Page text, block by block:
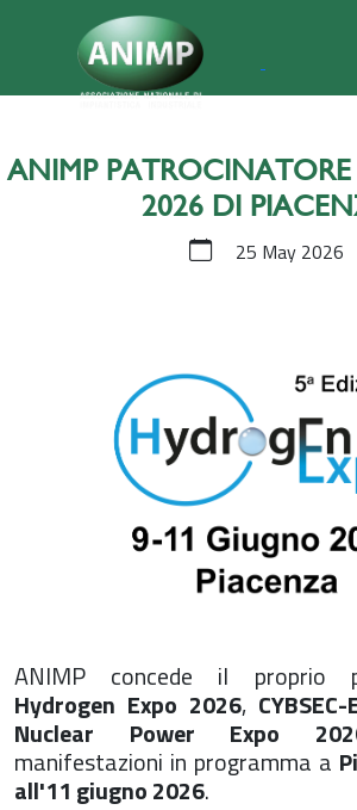
ANIMP PATROCINATORE
2026 DI
25 May 2026
ANIMP concede il proprio
Hydrogen Expo 2026,
Nuclear Power Expo
manifestazioni in programma a
all'11 giugno 2026.